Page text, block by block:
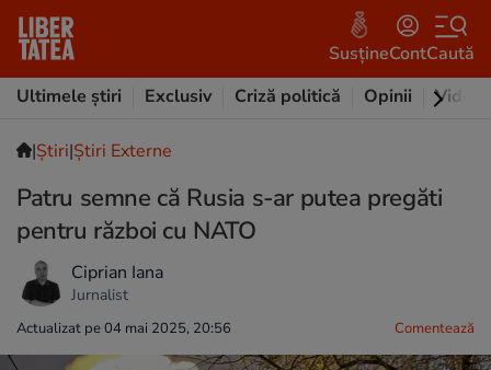
SusțineContCaută
Ultimele știri
Exclusiv Criză politică Opinii Video
|Ştiri|Știri Externe
Patru semne că Rusia s-ar putea pregăti
pentru război cu NATO
Ciprian Iana
Jurnalist
Actualizat pe 04 mai 2025, 20:56 Comentează